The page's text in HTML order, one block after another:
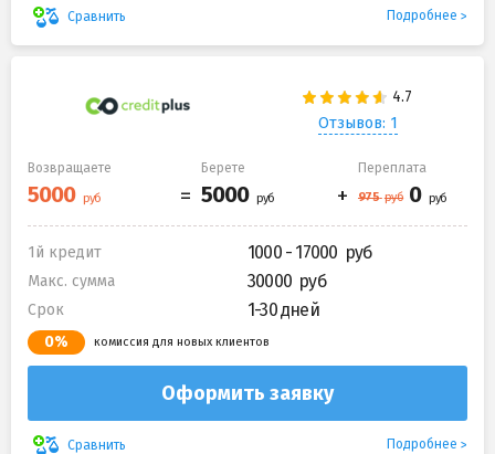
Сравнить Подробнее
Отзывов: 1
Возвращаете Берете Переплата
1й кредит 1000 - 17000
Макс. сумма 30000
Срок 1-30 дней
0% комиссия для новых клиентов
Оформить заявку
Сравнить Подробнее